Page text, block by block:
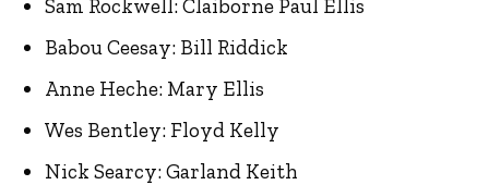
Sam Rockwell: Claiborne Paul Ellis
Babou Ceesay: Bill Riddick
Anne Heche: Mary Ellis
Wes Bentley: Floyd Kelly
Nick Searcy: Garland Keith